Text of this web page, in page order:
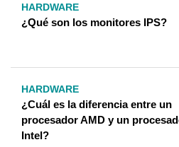
HARDWARE
¿Qué son los monitores IPS?
HARDWARE
¿Cuál es la diferencia entre un
procesador AMD y un
Intel?